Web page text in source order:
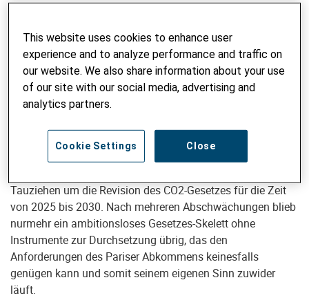
nachzubessern. Wie schon beim Klimaschutz-,
bei der nun vorgelegten Verordnung zum CO2-
Gesetz bestehender gesetzlicher
Handlungsspielraum.
Helvetas und andere Organisationen gehören.
Tauziehen um die Revision des CO2-Gesetzes für die Zeit
von 2025 bis 2030. Nach mehreren Abschwächungen blieb
nurmehr ein ambitionsloses Gesetzes-Skelett ohne
Instrumente zur Durchsetzung übrig, das den
Anforderungen des Pariser Abkommens keinesfalls
genügen kann und somit seinem eigenen Sinn zuwider
läuft.
This website uses cookies to enhance user
experience and to analyze performance and traffic on
our website. We also share information about your use
of our site with our social media, advertising and
analytics partners.
Close
Cookie Settings